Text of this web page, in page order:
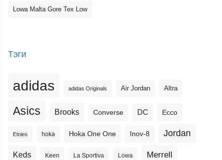
Lowa Malta Gore Tex Low
Тэги
adidas adidas Originals Air Jordan Altra
Asics Brooks Converse DC Ecco
Etnies hoka Hoka One One Inov-8 Jordan
Keds Keen La Sportiva Lowa Merrell